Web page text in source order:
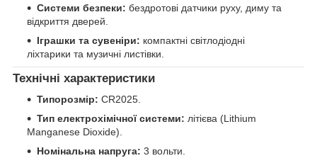
Системи безпеки: бездротові датчики руху, диму та
відкриття дверей.
Іграшки та сувеніри: компактні світлодіодні
ліхтарики та музичні листівки.
Технічні характеристики
Типорозмір: CR2025.
Тип електрохімічної системи: літієва (Lithium
Manganese Dioxide).
Номінальна напруга: 3 вольти.